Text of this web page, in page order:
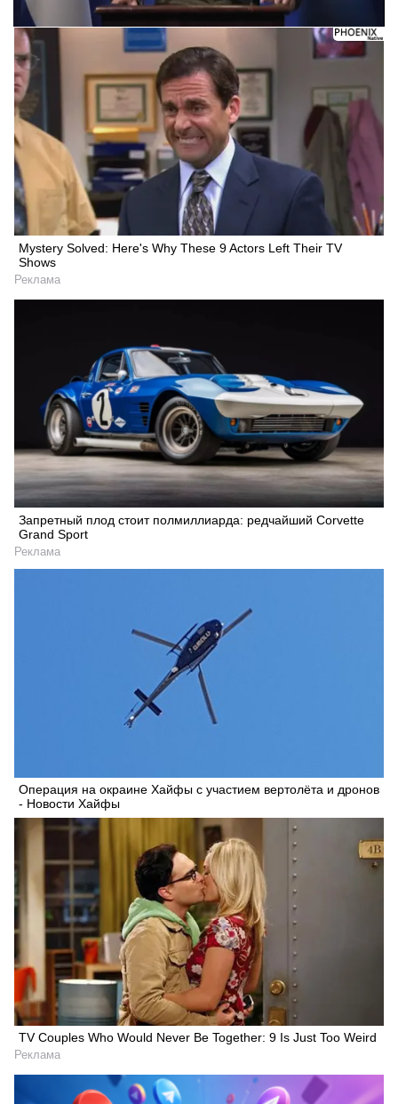
Mystery Solved: Here's Why These 9 Actors Left Their TV
Shows
Реклама
Запретный плод стоит полмиллиарда: редчайший Corvette
Grand Sport
Реклама
Операция на окраине Хайфы с участием вертолёта и дронов
- Новости Хайфы
TV Couples Who Would Never Be Together: 9 Is Just Too Weird
Реклама